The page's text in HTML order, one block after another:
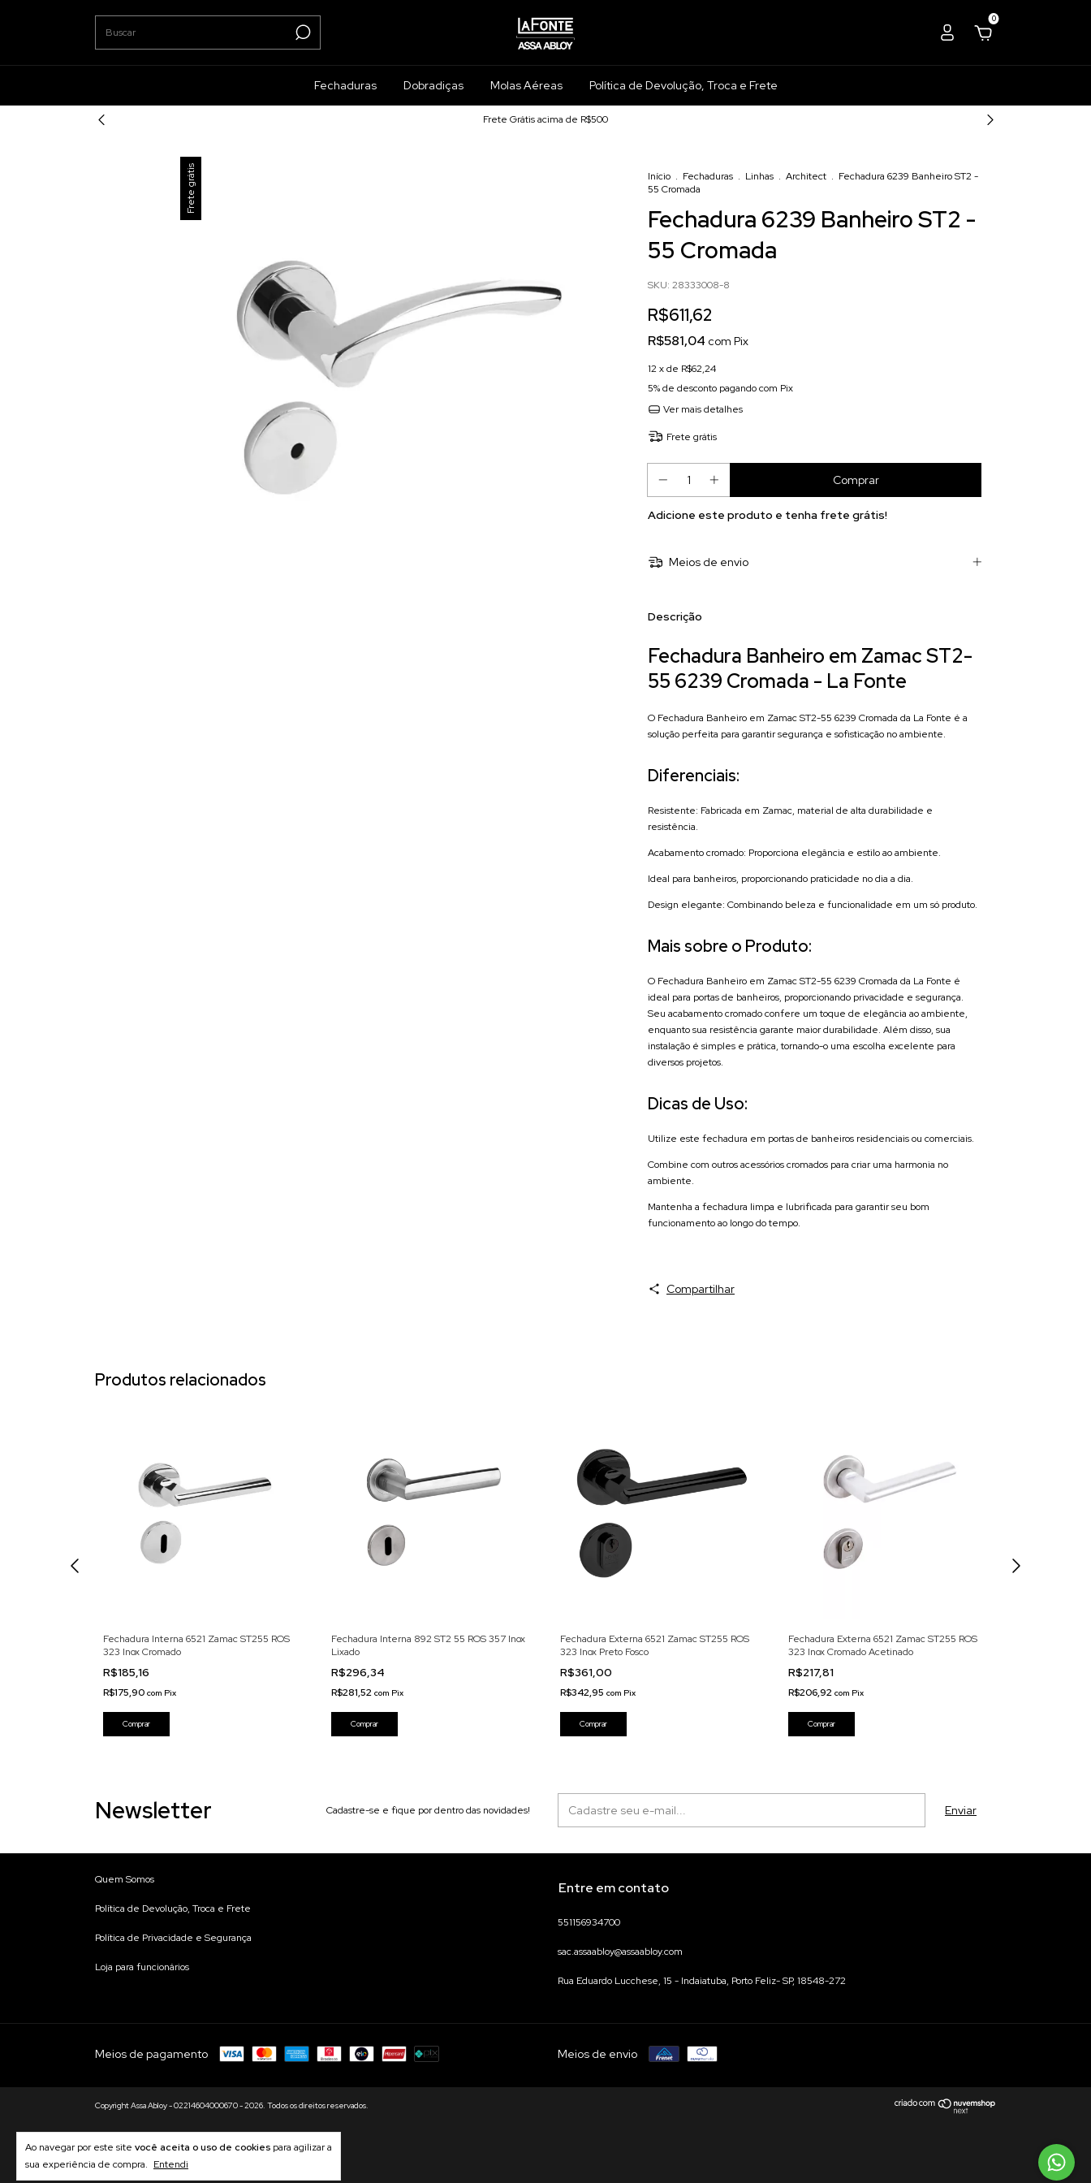
0
Fechaduras Dobradiças Molas Aéreas Política de Devolução, Troca e Frete
Frete Grátis acima de R$500
Ao navegar por este site você aceita o uso de cookies para agilizar a
sua experiência de compra. Entendi
Frete grátis Início . Fechaduras . Linhas . Architect . Fechadura 6239 Banheiro ST2 -
55 Cromada
Fechadura 6239 Banheiro ST2 -
55 Cromada
SKU: 28333008-8
R$611,62
R$581,04 com Pix
12 x de R$62,24
5% de desconto pagando com Pix
Ver mais detalhes
Frete grátis
Adicione este produto e tenha frete grátis!
Meios de envio
Descrição
Fechadura Banheiro em Zamac ST2-
55 6239 Cromada - La Fonte
O Fechadura Banheiro em Zamac ST2-55 6239 Cromada da La Fonte é a
solução perfeita para garantir segurança e sofisticação no ambiente.
Diferenciais:
Resistente: Fabricada em Zamac, material de alta durabilidade e
resistência.
Acabamento cromado: Proporciona elegância e estilo ao ambiente.
Ideal para banheiros, proporcionando praticidade no dia a dia.
Design elegante: Combinando beleza e funcionalidade em um só produto.
Mais sobre o Produto:
O Fechadura Banheiro em Zamac ST2-55 6239 Cromada da La Fonte é
ideal para portas de banheiros, proporcionando privacidade e segurança.
Seu acabamento cromado confere um toque de elegância ao ambiente,
enquanto sua resistência garante maior durabilidade. Além disso, sua
instalação é simples e prática, tornando-o uma escolha excelente para
diversos projetos.
Dicas de Uso:
Utilize este fechadura em portas de banheiros residenciais ou comerciais.
Combine com outros acessórios cromados para criar uma harmonia no
ambiente.
Mantenha a fechadura limpa e lubrificada para garantir seu bom
funcionamento ao longo do tempo.
Compartilhar
Produtos relacionados
Fechadura Interna 6521 Zamac ST255 ROS
323 Inox Cromado
R$185,16
R$175,90 com Pix
Fechadura Interna 892 ST2 55 ROS 357 Inox
Lixado
R$296,34
R$281,52com Pix
Fechadura Externa 6521 Zamac ST255 ROS
323 Inox Preto Fosco
R$361,00
R$342,95 com Pix
Fechadura Externa 6521 Zamac ST255 ROS
323 Inox Cromado Acetinado
R$217,81
R$206,92 com Pix
Newsletter Cadastre-se e fique por dentro das novidades!
Quem Somos
Política de Devolução, Troca e Frete
Política de Privacidade e Segurança
Loja para funcionários
Entre em contato
551156934700
sac.assaabloy@assaabloy.com
Rua Eduardo Lucchese, 15 - Indaiatuba, Porto Feliz- SP, 18548-272
Meios de pagamento Meios de envio
Copyright Assa Abloy - 02214604000670 - 2026. Todos os direitos reservados.